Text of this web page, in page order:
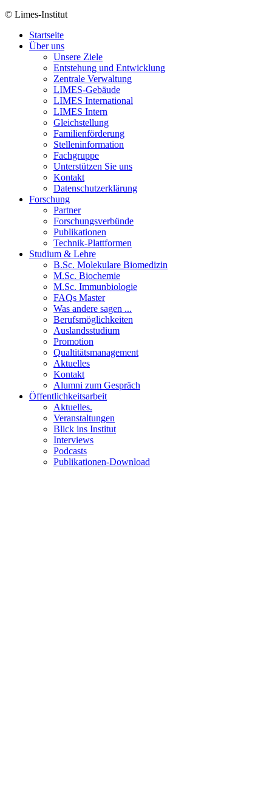
© Limes-Institut
Startseite
Über uns
Unsere Ziele
Entstehung und Entwicklung
Zentrale Verwaltung
LIMES-Gebäude
LIMES International
LIMES Intern
Gleichstellung
Familienförderung
Stelleninformation
Fachgruppe
Unterstützen Sie uns
Kontakt
Datenschutzerklärung
Forschung
Partner
Forschungsverbünde
Publikationen
Technik-Plattformen
Studium & Lehre
B.Sc. Molekulare Biomedizin
M.Sc. Biochemie
M.Sc. Immunbiologie
FAQs Master
Was andere sagen ...
Berufsmöglichkeiten
Auslandsstudium
Promotion
Qualtitätsmanagement
Aktuelles
Kontakt
Alumni zum Gespräch
Öffentlichkeitsarbeit
Aktuelles.
Veranstaltungen
Blick ins Institut
Interviews
Podcasts
Publikationen-Download